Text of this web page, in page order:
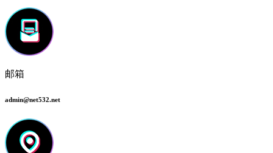
邮箱
admin@net532.net